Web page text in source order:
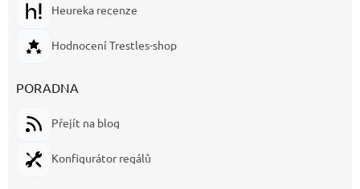
Heureka recenze
Hodnocení Trestles-shop
PORADNA
Přejít na blog
Konfigurátor regálů